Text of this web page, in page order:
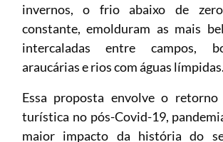
invernos, o frio abaixo de
constante, emolduram as mais
intercaladas entre campos,
araucárias e rios com águas límpidas.
Essa proposta envolve o
turística no pós-Covid-19,
maior impacto da história do